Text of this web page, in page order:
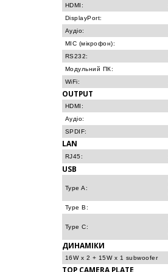
HDMI:
DisplayPort:
Аудіо:
MIC (мікрофон):
RS232:
Модульний ПК:
WiFi:
OUTPUT
HDMI:
Аудіо:
SPDIF:
LAN
RJ45:
USB
Type A:
Type B:
Type C:
ДИНАМІКИ
16W x 2 + 15W x 1 subwoofer
TOP CAMERA PLATE